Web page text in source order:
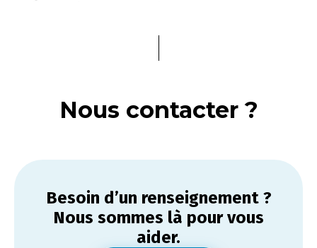
Nous contacter ?
Besoin d’un renseignement ?
Nous sommes là pour vous
aider.